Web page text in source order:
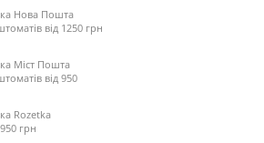
Нова Пошта
від 1250 грн
Міст Пошта
від 950
Rozetka
грн